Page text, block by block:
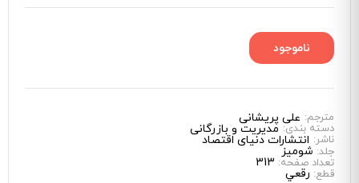
مترجم: علی پریشانی
دسته بندی: مدیریت و بازرگانی
ناشر: انتشارات دنیای اقتصاد
جلد: شوميز
تعداد صفحه: 313
قطع: رقعي